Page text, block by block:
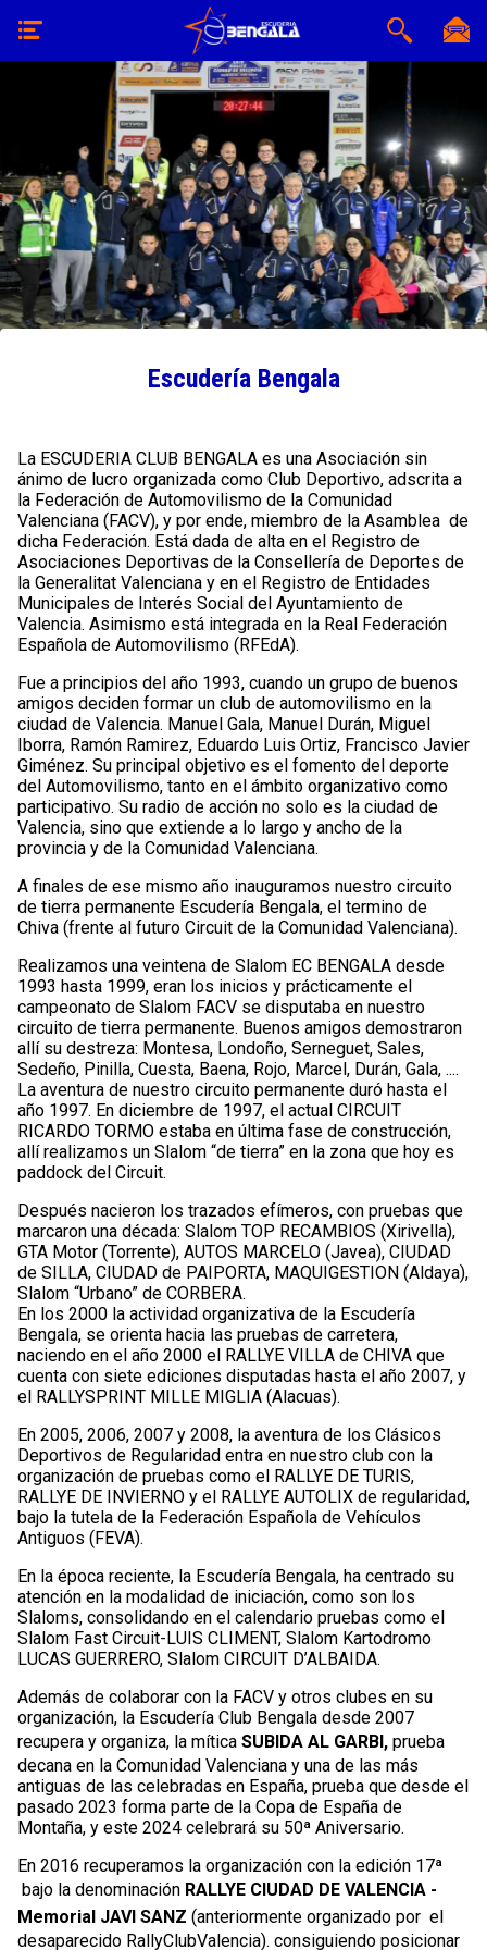
Escudería Bengala
La ESCUDERIA CLUB BENGALA es una Asociación sin
ánimo de lucro organizada como Club Deportivo, adscrita a
la Federación de Automovilismo de la Comunidad
Valenciana (FACV), y por ende, miembro de la Asamblea de
dicha Federación. Está dada de alta en el Registro de
Asociaciones Deportivas de la Consellería de Deportes de
la Generalitat Valenciana y en el Registro de Entidades
Municipales de Interés Social del Ayuntamiento de
Valencia. Asimismo está integrada en la Real Federación
Española de Automovilismo (RFEdA).
Fue a principios del año 1993, cuando un grupo de buenos
amigos deciden formar un club de automovilismo en la
ciudad de Valencia. Manuel Gala, Manuel Durán, Miguel
Iborra, Ramón Ramirez, Eduardo Luis Ortiz, Francisco Javier
Giménez. Su principal objetivo es el fomento del deporte
del Automovilismo, tanto en el ámbito organizativo como
participativo. Su radio de acción no solo es la ciudad de
Valencia, sino que extiende a lo largo y ancho de la
provincia y de la Comunidad Valenciana.
A finales de ese mismo año inauguramos nuestro circuito
de tierra permanente Escudería Bengala, el termino de
Chiva (frente al futuro Circuit de la Comunidad Valenciana).
Realizamos una veintena de Slalom EC BENGALA desde
1993 hasta 1999, eran los inicios y prácticamente el
campeonato de Slalom FACV se disputaba en nuestro
circuito de tierra permanente. Buenos amigos demostraron
allí su destreza: Montesa, Londoño, Serneguet, Sales,
Sedeño, Pinilla, Cuesta, Baena, Rojo, Marcel, Durán, Gala, ....
La aventura de nuestro circuito permanente duró hasta el
año 1997. En diciembre de 1997, el actual CIRCUIT
RICARDO TORMO estaba en última fase de construcción,
allí realizamos un Slalom “de tierra” en la zona que hoy es
paddock del Circuit.
Después nacieron los trazados efímeros, con pruebas que
marcaron una década: Slalom TOP RECAMBIOS (Xirivella),
GTA Motor (Torrente), AUTOS MARCELO (Javea), CIUDAD
de SILLA, CIUDAD de PAIPORTA, MAQUIGESTION (Aldaya),
Slalom “Urbano” de CORBERA.
En los 2000 la actividad organizativa de la Escudería
Bengala, se orienta hacia las pruebas de carretera,
naciendo en el año 2000 el RALLYE VILLA de CHIVA que
cuenta con siete ediciones disputadas hasta el año 2007, y
el RALLYSPRINT MILLE MIGLIA (Alacuas).
En 2005, 2006, 2007 y 2008, la aventura de los Clásicos
Deportivos de Regularidad entra en nuestro club con la
organización de pruebas como el RALLYE DE TURIS,
RALLYE DE INVIERNO y el RALLYE AUTOLIX de regularidad,
bajo la tutela de la Federación Española de Vehículos
Antiguos (FEVA).
En la época reciente, la Escudería Bengala, ha centrado su
atención en la modalidad de iniciación, como son los
Slaloms, consolidando en el calendario pruebas como el
Slalom Fast Circuit-LUIS CLIMENT, Slalom Kartodromo
LUCAS GUERRERO, Slalom CIRCUIT D’ALBAIDA.
Además de colaborar con la FACV y otros clubes en su
organización, la Escudería Club Bengala desde 2007
recupera y organiza, la mítica SUBIDA AL GARBI, prueba
decana en la Comunidad Valenciana y una de las más
antiguas de las celebradas en España, prueba que desde el
pasado 2023 forma parte de la Copa de España de
Montaña, y este 2024 celebrará su 50ª Aniversario.
En 2016 recuperamos la organización con la edición 17ª
bajo la denominación RALLYE CIUDAD DE VALENCIA -
Memorial JAVI SANZ (anteriormente organizado por el
desaparecido RallyClubValencia). consiguiendo posicionar